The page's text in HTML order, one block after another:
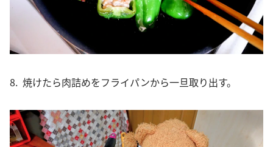
8. 焼けたら肉詰めをフライパンから一旦取り出す。